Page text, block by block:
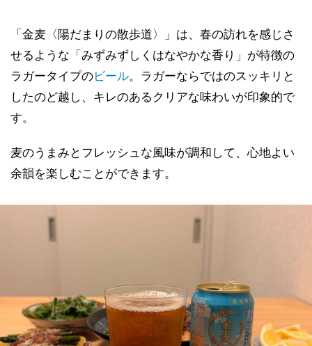
「金麦〈陽だまりの散歩道〉」は、春の訪れを感じさ
せるような「みずみずしくはなやかな香り」が特徴の
ラガータイプのビール。ラガーならではのスッキリと
したのど越し、キレのあるクリアな味わいが印象的で
す。
麦のうまみとフレッシュな風味が調和して、心地よい
余韻を楽しむことができます。